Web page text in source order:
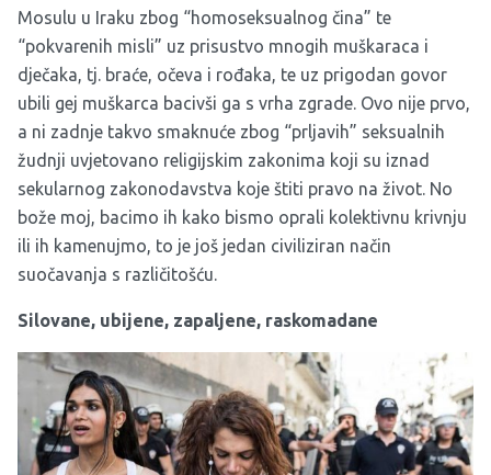
Mosulu u Iraku zbog “homoseksualnog čina” te
“pokvarenih misli” uz prisustvo mnogih muškaraca i
dječaka, tj. braće, očeva i rođaka, te uz prigodan govor
ubili gej muškarca bacivši ga s vrha zgrade. Ovo nije prvo,
a ni zadnje takvo smaknuće zbog “prljavih” seksualnih
žudnji uvjetovano religijskim zakonima koji su iznad
sekularnog zakonodavstva koje štiti pravo na život. No
bože moj, bacimo ih kako bismo oprali kolektivnu krivnju
ili ih kamenujmo, to je još jedan civiliziran način
suočavanja s različitošću.
Silovane, ubijene, zapaljene, raskomadane